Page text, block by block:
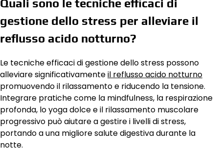
Quali sono le tecniche efficaci di
gestione dello stress per alleviare il
reflusso acido notturno?
Le tecniche efficaci di gestione dello stress possono
alleviare significativamenteil reflusso acido notturno
promuovendo il rilassamento e riducendo la tensione.
Integrare pratiche come la mindfulness, la respirazione
profonda, lo yoga dolce e il rilassamento muscolare
progressivo può aiutare a gestire i livelli di stress,
portando a una migliore salute digestiva durante la
notte.